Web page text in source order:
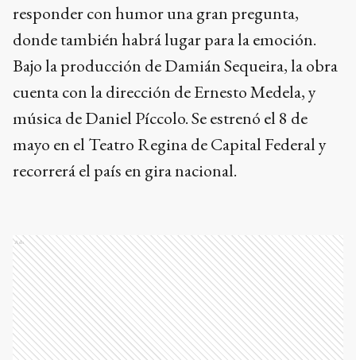
responder con humor una gran pregunta,
donde también habrá lugar para la emoción.
Bajo la producción de Damián Sequeira, la obra
cuenta con la dirección de Ernesto Medela, y
música de Daniel Píccolo. Se estrenó el 8 de
mayo en el Teatro Regina de Capital Federal y
recorrerá el país en gira nacional.
Ads